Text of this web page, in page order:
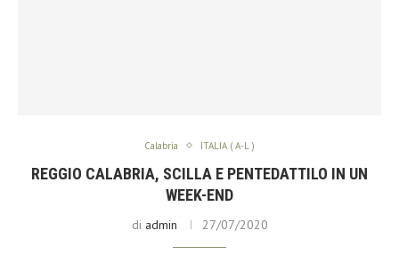
Calabria ITALIA ( A-L )
REGGIO CALABRIA, SCILLA E PENTEDATTILO IN UN
WEEK-END
di admin 27/07/2020